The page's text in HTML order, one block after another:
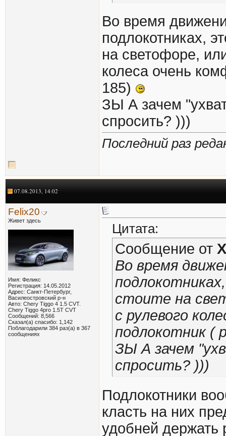
Во время
подлокотниках,
на светофоре,
колеса очень
185)
ЗЫ А зачем
спросить? )))
Последний раз
07.08.2013, 14:02
Felix20
Живет здесь
Имя: Феликс
Регистрация: 14.05.2012
Адрес: Санкт-Петербург,
Василеостровский р-н
Авто: Chery Tiggo 4 1.5 CVT.
Chery Tiggo 4pro 1.5T CVT
Сообщений: 8,566
Сказал(а) спасибо: 1,142
Поблагодарили 384 раз(а) в 367
сообщениях
Цитата:
Сообщение от
Во время
стоите на
с рулевого
подлокотник (
ЗЫ А зачем
спросить? )))
Подлокотники
класть на них
удобней держать